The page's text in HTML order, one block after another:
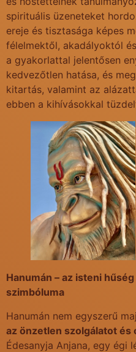
spirituális üzeneteket
ereje és tisztasága képes
félelmektől, akadályoktól
a gyakorlattal jelentősen
kedvezőtlen hatása, és
kitartás, valamint az
ebben a kihívásokkal
Hanumán – az isteni
szimbóluma
Hanumán nem egyszerű
az önzetlen szolgálatot és
Édesanyja Anjana, egy égi